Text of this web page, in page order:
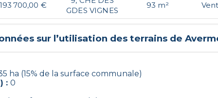
193 700,00 €
GDES VIGNES
93 m²
sur l’utilisation des terrains de
ha (15% de la surface communale)
: 0